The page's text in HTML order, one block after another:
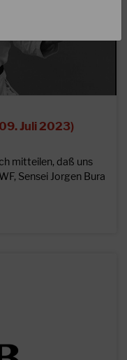
Juli 2023)
mitteilen, daß uns
Sensei Jorgen Bura